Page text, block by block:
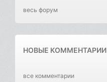
весь форум
НОВЫЕ КОММЕНТАРИИ
все комментарии